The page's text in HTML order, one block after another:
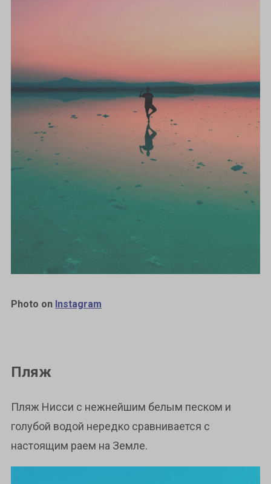
Photo on Instagram
Пляж
Пляж Нисси с нежнейшим белым песком и
голубой водой нередко сравнивается с
настоящим раем на Земле.